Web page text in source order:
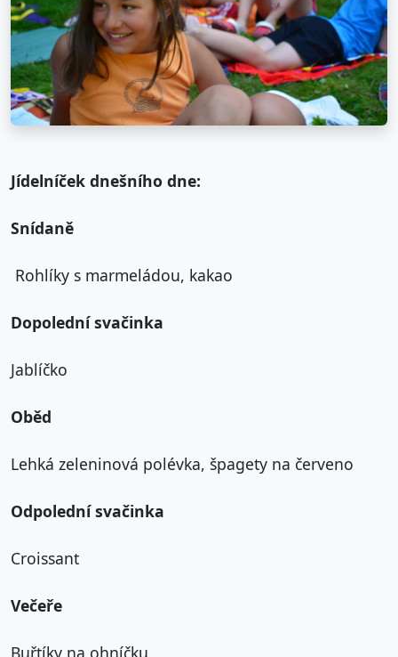
Jídelníček dnešního dne:
Snídaně
Rohlíky s marmeládou, kakao
Dopolední svačinka
Jablíčko
Oběd
Lehká zeleninová polévka, špagety na červeno
Odpolední svačinka
Croissant
Večeře
Buřtíky na ohníčku